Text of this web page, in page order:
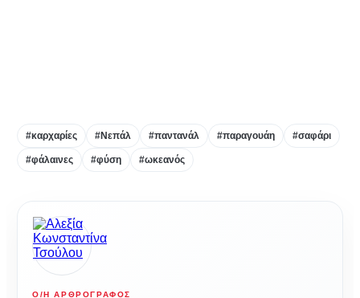
#καρχαρίες #Νεπάλ #παντανάλ #παραγουάη #σαφάρι
#φάλαινες #φύση #ωκεανός
Ο/Η ΑΡΘΡΟΓΡΆΦΟΣ